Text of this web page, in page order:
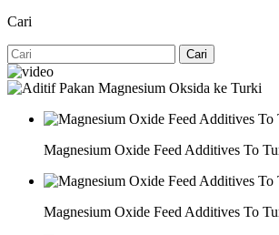
Cari
Cari
Magnesium Oxide Feed Additives To
Magnesium Oxide Feed Additives To